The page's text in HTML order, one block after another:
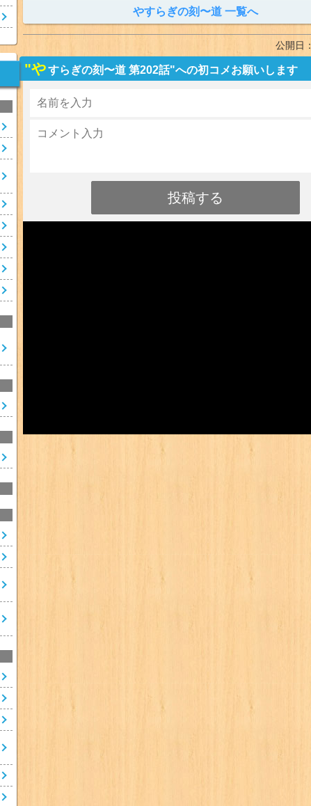
やすらぎの刻〜道 一覧へ
公開日：
"やすらぎの刻〜道 第202話"への初コメお願いします